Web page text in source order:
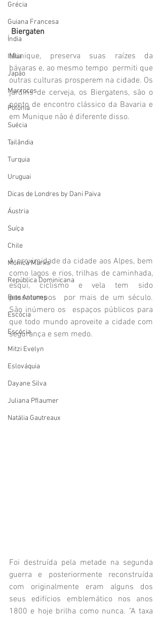
Grécia
Guiana Francesa
Índia
Itália
Japão
Marrocos
Polônia
Suécia
Tailândia
Turquia
Uruguai
Dicas de Londres by Dani Paiva
Áustria
Suíça
Chile
Mônica Marks
República Dominicana
Bete Antunes
Escócia
Escócia
Mitzi Evelyn
Eslováquia
Dayane Silva
Juliana Pflaumer
Natália Gautreaux
Biergaten
Munique, preserva suas raízes da
bávaras e, ao mesmo tempo  permiti que
outras culturas prosperem na cidade. Os
jardins de cerveja, os Biergatens, são o
ponto de encontro clássico da Bavaria e
em Munique não é diferente disso.
A proximidade da cidade aos Alpes, bem
como lagos e rios, trilhas de caminhada,
esqui, ciclismo e vela tem sido
passatempos  por mais de um século.
São inúmero os  espaços públicos para
que todo mundo aproveite a cidade com
segurança e sem medo.
Foi destruída pela metade na segunda
guerra e posteriormente reconstruída
com originalmente eram alguns dos
seus edifícios emblemático nos anos
1800 e hoje brilha como nunca. "A taxa